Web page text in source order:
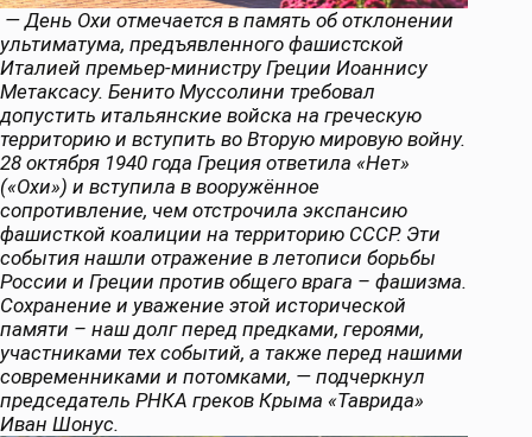
— День Охи отмечается в память об отклонении
ультиматума, предъявленного фашистской
Италией премьер-министру Греции Иоаннису
Метаксасу. Бенито Муссолини требовал
допустить итальянские войска на греческую
территорию и вступить во Вторую мировую войну.
28 октября 1940 года Греция ответила «Нет»
(«Охи») и вступила в вооружённое
сопротивление, чем отстрочила экспансию
фашисткой коалиции на территорию СССР. Эти
события нашли отражение в летописи борьбы
России и Греции против общего врага – фашизма.
Сохранение и уважение этой исторической
памяти – наш долг перед предками, героями,
участниками тех событий, а также перед нашими
современниками и потомками, — подчеркнул
председатель РНКА греков Крыма «Таврида»
Иван Шонус.